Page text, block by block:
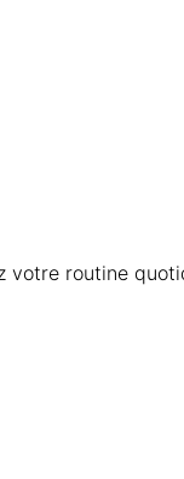
routine